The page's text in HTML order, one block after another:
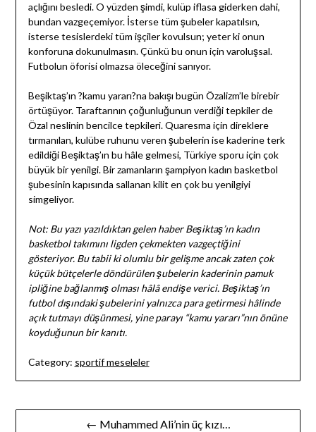
açlığını besledi. O yüzden şimdi, kulüp iflasa giderken dahi,
bundan vazgeçemiyor. İsterse tüm şubeler kapatılsın,
isterse tesislerdeki tüm işçiler kovulsun; yeter ki onun
konforuna dokunulmasın. Çünkü bu onun için varoluşsal.
Futbolun öforisi olmazsa öleceğini sanıyor.
Beşiktaş’ın ?kamu yararı?na bakışı bugün Özalizm’le birebir
örtüşüyor. Taraftarının çoğunluğunun verdiği tepkiler de
Özal neslinin bencilce tepkileri. Quaresma için direklere
tırmanılan, kulübe ruhunu veren şubelerin ise kaderine terk
edildiği Beşiktaş’ın bu hâle gelmesi, Türkiye sporu için çok
büyük bir yenilgi. Bir zamanların şampiyon kadın basketbol
şubesinin kapısında sallanan kilit en çok bu yenilgiyi
simgeliyor.
Not: Bu yazı yazıldıktan gelen haber Beşiktaş’ın kadın
basketbol takımını ligden çekmekten vazgeçtiğini
gösteriyor. Bu tabii ki olumlu bir gelişme ancak zaten çok
küçük bütçelerle döndürülen şubelerin kaderinin pamuk
ipliğine bağlanmış olması hâlâ endişe verici. Beşiktaş’ın
futbol dışındaki şubelerini yalnızca para getirmesi hâlinde
açık tutmayı düşünmesi, yine parayı “kamu yararı”nın önüne
koyduğunun bir kanıtı.
Category: sportif meseleler
Yazı
← Muhammed Ali’nin üç kızı…